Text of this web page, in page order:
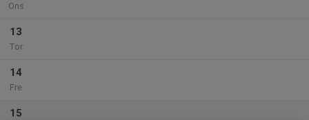
Ons
13
Tor
14
Fre
15